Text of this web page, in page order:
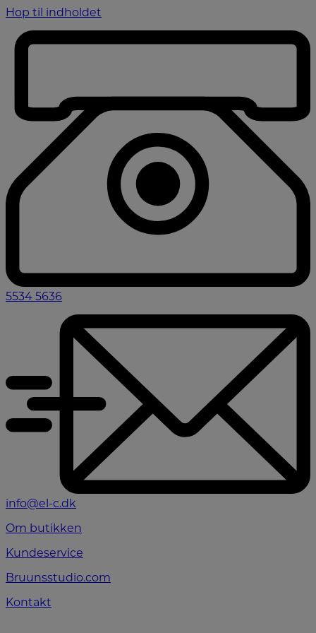
Hop til indholdet
5534 5636
info@el-c.dk
Om butikken
Kundeservice
Bruunsstudio.com
Kontakt